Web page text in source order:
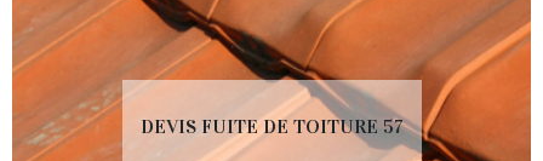
DEVIS FUITE DE TOITURE 57